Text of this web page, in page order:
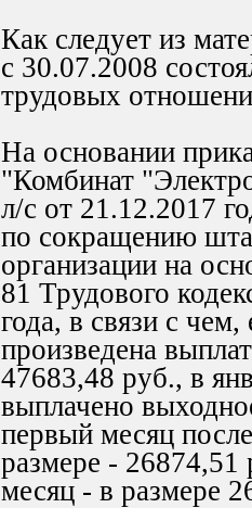
Как следует из
с 30.07.2008
трудовых
На основании
"Комбинат
л/с от 21.12.2017
по сокращению
организации на
81 Трудового
года, в связи с
произведена
47683,48 руб., в
выплачено
первый месяц
размере - 26874,51
месяц - в размере